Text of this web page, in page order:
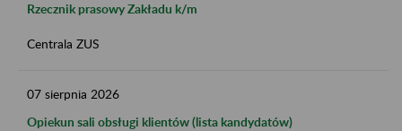
Rzecznik prasowy Zakładu k/m
Centrala ZUS
07 sierpnia 2026
Opiekun sali obsługi klientów (lista kandydatów)